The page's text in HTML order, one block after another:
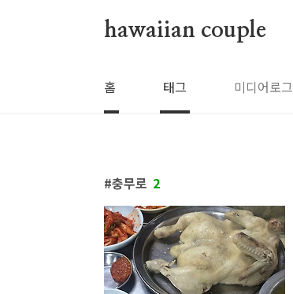
hawaiian couple
홈 태그 미디어로그
충무로 2